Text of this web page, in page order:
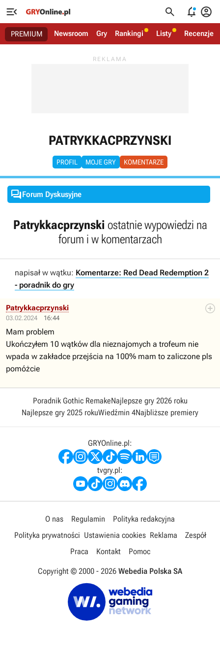
   
PREMIUM Newsroom Gry Rankingi Listy Recenzje
PATRYKKACPRZYNSKI
PROFIL MOJE GRY KOMENTARZE
Forum Dyskusyjne
Patrykkacprzynski ostatnie wypowiedzi na
forum i w komentarzach
napisał w wątku: Komentarze: Red Dead Redemption 2
- poradnik do gry
03.02.2024 16:44
Patrykkacprzynski
Mam problem
Ukończyłem 10 wątków dla nieznajomych a trofeum nie
wpada w zakładce przejścia na 100% mam to zaliczone pls
pomóżcie
Poradnik Gothic RemakeNajlepsze gry 2026 roku
Najlepsze gry 2025 rokuWiedźmin 4Najbliższe premiery
GRYOnline.pl:
tvgry.pl:
O nas Regulamin
Polityka redakcyjna
Polityka prywatności Ustawienia cookies Reklama
Zespół
Praca
Kontakt Pomoc
Copyright © 2000 - 2026 Webedia Polska SA